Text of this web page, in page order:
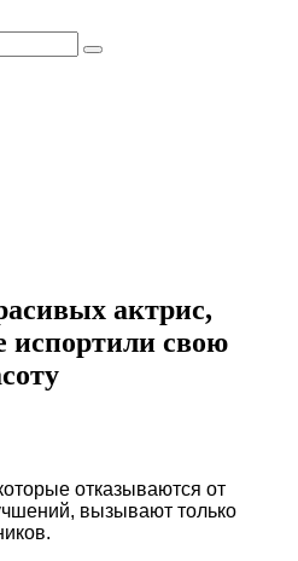
актрис,
испортили свою
отказываются от
вызывают только